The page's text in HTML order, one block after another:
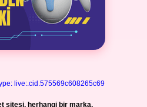
live:.cid.575569c608265c69
sitesi, herhangi bir marka,